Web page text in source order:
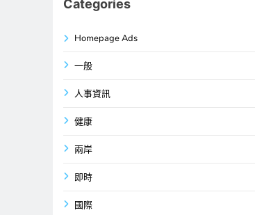
Categories
Homepage Ads
一般
人事資訊
健康
兩岸
即時
國際